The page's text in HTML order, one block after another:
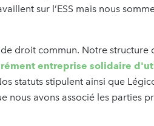
sur l’ESS mais nous
droit commun. Notre structure
entreprise solidaire
statuts stipulent ainsi que
nous avons associé les parties